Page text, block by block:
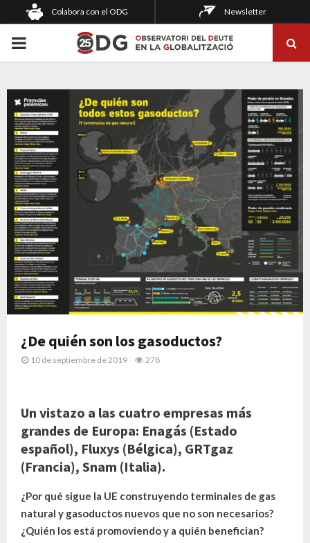
Colabora con el ODG Newsletter
PRIMARY
¿De quién son los gasoductos?
10 de septiembre de 2019 278
Un vistazo a las cuatro empresas más
grandes de Europa: Enagás (Estado
español), Fluxys (Bélgica), GRTgaz
(Francia), Snam (Italia).
¿Por qué sigue la UE construyendo terminales de gas
natural y gasoductos nuevos que no son necesarios?
¿Quién los está promoviendo y a quién benefician?